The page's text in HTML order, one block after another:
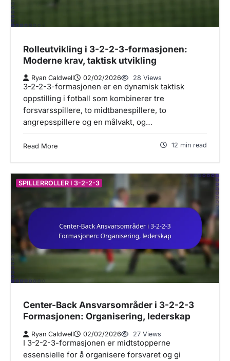
Rolleutvikling i 3-2-2-3-formasjonen:
Moderne krav, taktisk utvikling
Ryan Caldwell 02/02/2026 28 Views
3-2-2-3-formasjonen er en dynamisk taktisk
oppstilling i fotball som kombinerer tre
forsvarsspillere, to midtbanespillere, to
angrepsspillere og en målvakt, og…
Read More 12 min read
SPILLERROLLER I 3-2-2-3
Center-Back Ansvarsområder i 3-2-2-3
Formasjonen: Organisering, lederskap
Ryan Caldwell 02/02/2026 27 Views
I 3-2-2-3-formasjonen er midtstopperne
essensielle for å organisere forsvaret og gi